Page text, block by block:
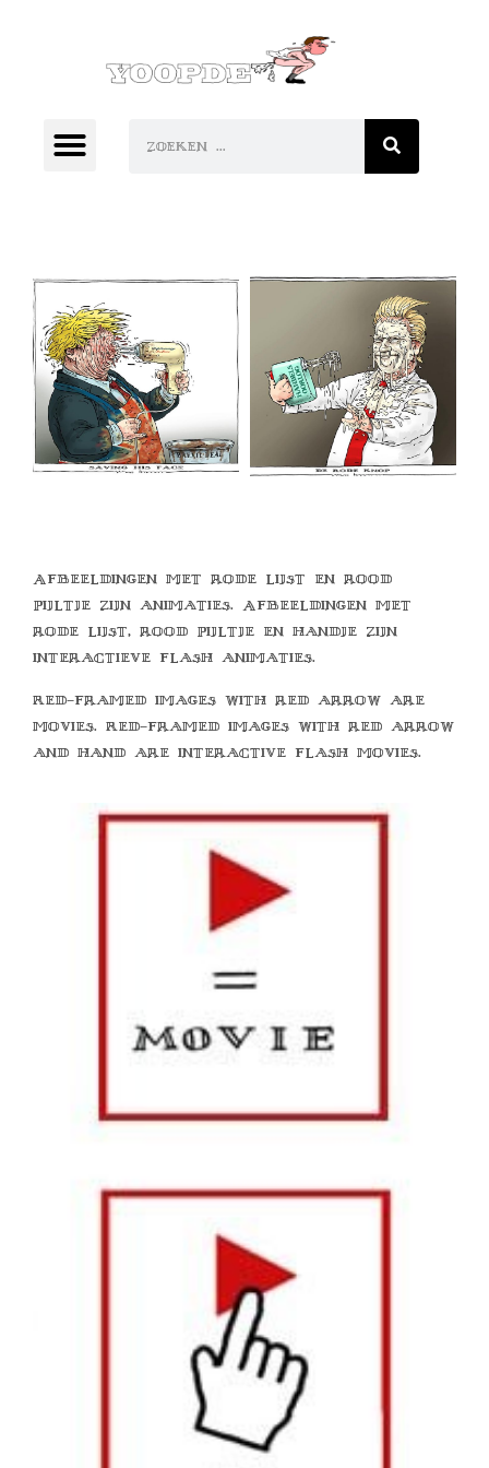
Afbeeldingen met rode lijst en rood
pijltje zijn animaties. Afbeeldingen met
rode lijst, rood pijltje en handje zijn
interactieve flash animaties.
Red-framed images with red arrow are
movies. Red-framed images with red arrow
and hand are interactive flash movies.